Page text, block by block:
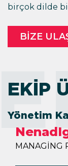
birçok dilde
BIZE
EKIP
Yönetim
Nenad
MANAGING